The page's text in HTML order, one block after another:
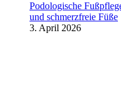
Podologische
und schmerzfreie Füße
3. April 2026